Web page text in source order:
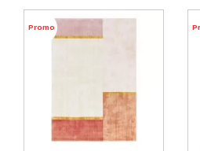
Promo